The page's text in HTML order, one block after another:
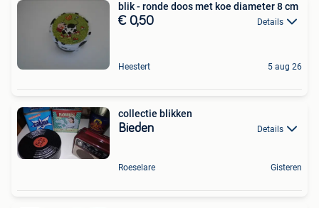
blik - ronde doos met koe diameter 8 cm
€ 0,50 Details
Heestert 5 aug 26
collectie blikken
Bieden Details
Roeselare Gisteren